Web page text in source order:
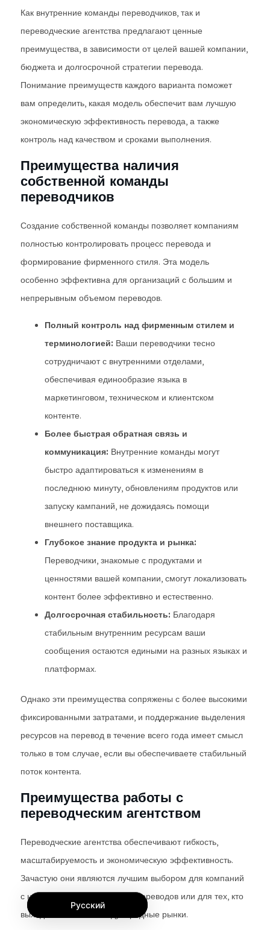
Как внутренние команды переводчиков, так и
переводческие агентства предлагают ценные
преимущества, в зависимости от целей вашей компании,
бюджета и долгосрочной стратегии перевода.
Понимание преимуществ каждого варианта поможет
вам определить, какая модель обеспечит вам лучшую
экономическую эффективность перевода, а также
контроль над качеством и сроками выполнения.
Преимущества наличия
собственной команды
переводчиков
Создание собственной команды позволяет компаниям
полностью контролировать процесс перевода и
формирование фирменного стиля. Эта модель
особенно эффективна для организаций с большим и
непрерывным объемом переводов.
Полный контроль над фирменным стилем и
терминологией: Ваши переводчики тесно
сотрудничают с внутренними отделами,
обеспечивая единообразие языка в
маркетинговом, техническом и клиентском
контенте.
Более быстрая обратная связь и
коммуникация: Внутренние команды могут
быстро адаптироваться к изменениям в
последнюю минуту, обновлениям продуктов или
запуску кампаний, не дожидаясь помощи
внешнего поставщика.
Глубокое знание продукта и рынка:
Переводчики, знакомые с продуктами и
ценностями вашей компании, смогут локализовать
контент более эффективно и естественно.
Долгосрочная стабильность: Благодаря
стабильным внутренним ресурсам ваши
сообщения остаются едиными на разных языках и
платформах.
Однако эти преимущества сопряжены с более высокими
фиксированными затратами, и поддержание выделения
ресурсов на перевод в течение всего года имеет смысл
только в том случае, если вы обеспечиваете стабильный
поток контента.
Преимущества работы с
переводческим агентством
Переводческие агентства обеспечивают гибкость,
масштабируемость и экономическую эффективность.
Зачастую они являются лучшим выбором для компаний
с нестабильными объемами переводов или для тех, кто
выходит на новые международные рынки.
Русский